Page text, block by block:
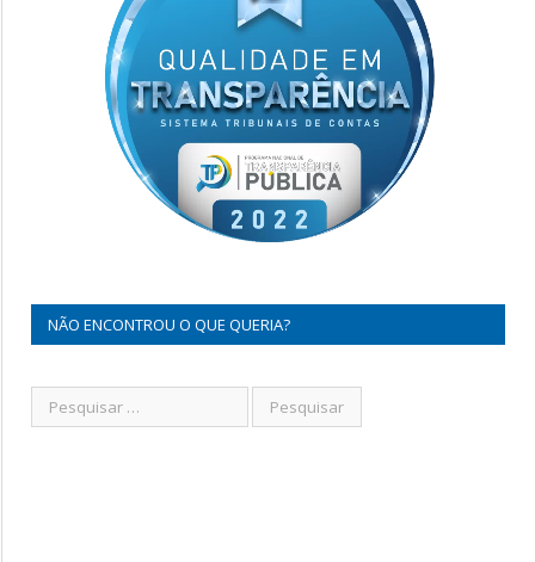
NÃO ENCONTROU O QUE QUERIA?